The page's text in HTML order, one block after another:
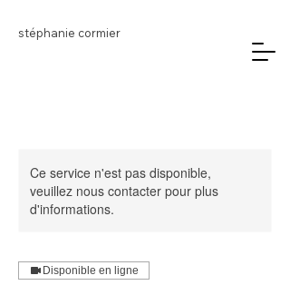
stéphanie cormier
Ce service n'est pas disponible,
veuillez nous contacter pour plus
d'informations.
Disponible en ligne